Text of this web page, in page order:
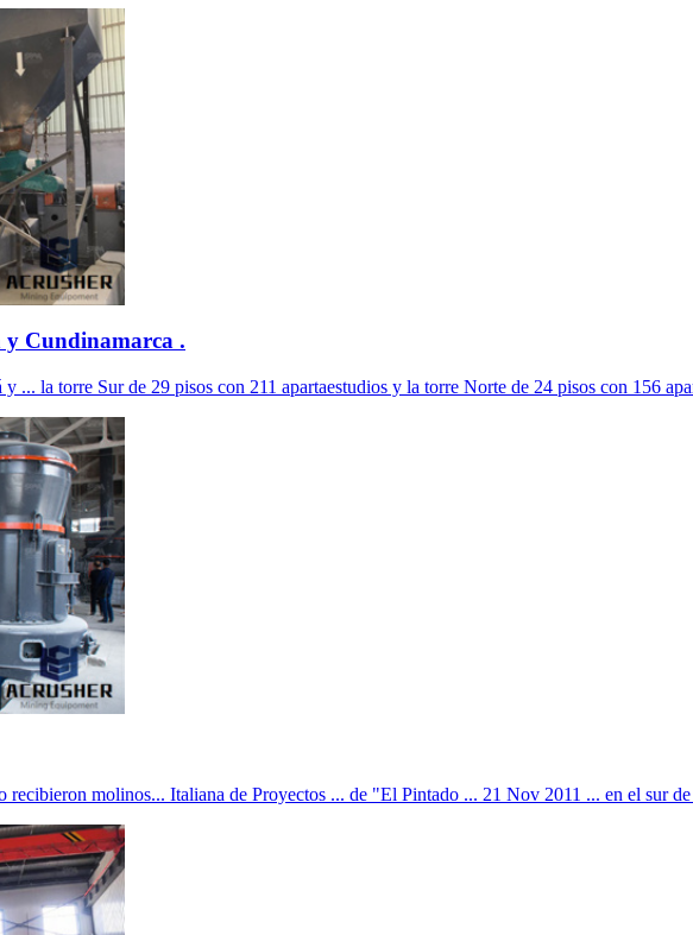
y Cundinamarca .
... la torre Sur de 29 pisos con 211 apartaestudios y la torre Norte de 24 pisos con 156
recibieron molinos... Italiana de Proyectos ... de "El Pintado ... 21 Nov 2011 ... en el sur